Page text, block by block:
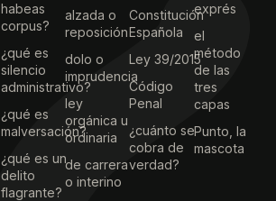
habeas
corpus?
¿qué es
silencio
administrativo?
¿qué es
malversación?
¿qué es un
delito
flagrante?
alzada o
reposición
dolo o
imprudencia
ley
orgánica u
ordinaria
de carrera
o interino
Constitución
Española
Ley 39/2015
Código
Penal
¿cuánto se
cobra de
verdad?
exprés
el
método
de las
tres
capas
Punto, la
mascota